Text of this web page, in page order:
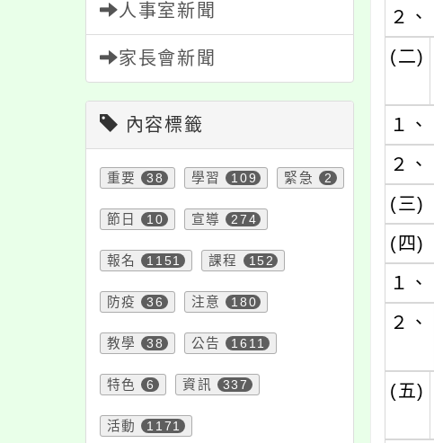
人事室新聞
家長會新聞
內容標籤
重要 38 學習 109 緊急 2
節日 10 宣導 274
報名 1151 課程 152
防疫 36 注意 180
教學 38 公告 1611
特色 6 資訊 337
活動 1171
２、
(二)
１、
２、
(三)
(四)
１、
２、
(五)